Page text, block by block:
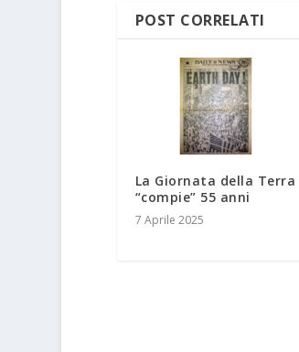
POST CORRELATI
La Giornata della Terra
“compie” 55 anni
7 Aprile 2025